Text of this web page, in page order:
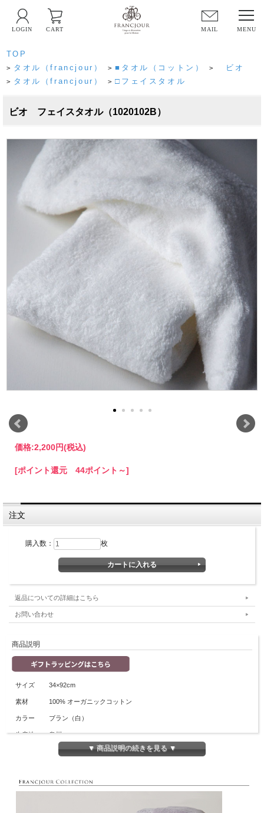
MAIL
LOGIN CART
TOP
> タオル（francjour） > ■タオル（コットン） > ビオ
> タオル（francjour） > □フェイスタオル
ビオ フェイスタオル（1020102B）
価格:2,200円(税込)
[ポイント還元 44ポイント～]
注文
購入数： 枚
返品についての詳細はこちら
お問い合わせ
商品説明
サイズ 34×92cm
素材 100% オーガニックコットン
カラー ブラン（白）
生産地
泉州
最高級綿糸であるピマ綿の中でも 長繊維のコーマ糸のみを選りすぐり、
可能な限り甘撚りで紡績、特殊な技術で織り上げています。
さを最大限に引き出しています。
▼ 商品説明の続きを見る ▼